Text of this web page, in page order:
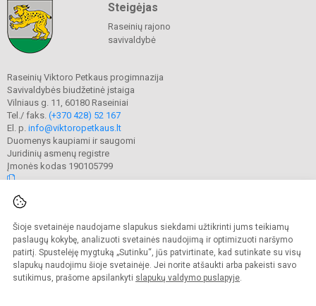
Šioje svetainėje naudojame slapukus siekdami užtikrinti jums teikiamų
paslaugų kokybę, analizuoti svetainės naudojimą ir optimizuoti naršymo
patirtį. Spustelėję mygtuką „Sutinku“, jūs patvirtinate, kad sutinkate su visų
slapukų naudojimu šioje svetainėje. Jei norite atšaukti arba pakeisti savo
sutikimus, prašome apsilankyti slapukų valdymo puslapyje.
Steigėjas
Raseinių rajono
savivaldybė
Raseinių Viktoro Petkaus progimnazija
Savivaldybės biudžetinė įstaiga
Vilniaus g. 11, 60180 Raseiniai
Tel./ faks. (+370 428) 52 167
El. p. info@viktoropetkaus.lt
Duomenys kaupiami ir saugomi
Juridinių asmenų registre
Įmonės kodas 190105799
Kopijuoti turinį be raštiško mokyklos administracijos sutikimo griežtai
draudžiama.
Prieinamumo paraiška Slapukų valdymas
Sumanus būdas atnaujinti